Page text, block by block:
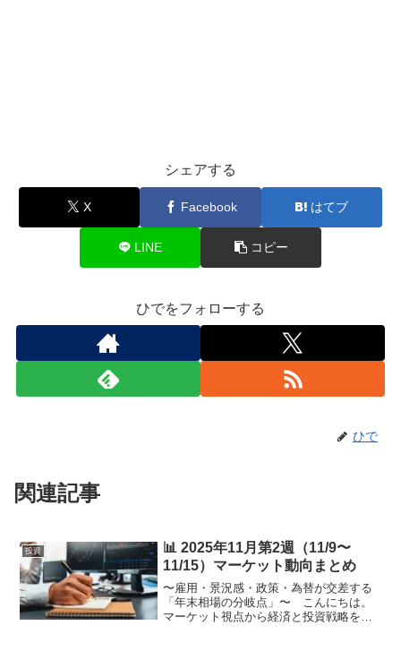
シェアする
X Facebook はてブ
LINE コピー
ひでをフォローする
ひで
関連記事
投資
📊 2025年11月第2週（11/9〜
11/15）マーケット動向まとめ
〜雇用・景況感・政策・為替が交差する
「年末相場の分岐点」〜 こんにちは。
マーケット視点から経済と投資戦略を読